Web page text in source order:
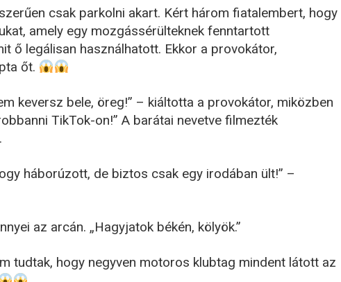
csak parkolni akart. Kért három fiatalembert, hogy
amely egy mozgássérülteknek fenntartott
ő legálisan használhatott. Ekkor a provokátor,
őt.
keversz bele, öreg!” – kiáltotta a provokátor, miközben
TikTok-on!” A barátai nevetve filmezték
háborúzott, de biztos csak egy irodában ült!” –
az arcán. „Hagyjatok békén, kölyök.”
tudtak, hogy negyven motoros klubtag mindent látott az